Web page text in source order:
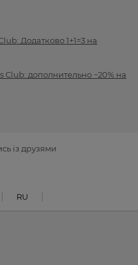
Додатково 1+1=3 на
Club: дополнительно −20% на
із друзями
RU